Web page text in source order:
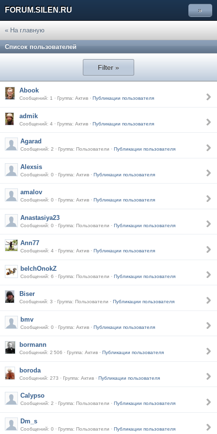
FORUM.SILEN.RU »
« На главную
Список пользователей
Filter »
Abook
Сообщений: 1 · Группа: Актив · Публикации пользователя
admik
Сообщений: 4 · Группа: Актив · Публикации пользователя
Agarad
Сообщений: 2 · Группа: Пользователи · Публикации пользователя
Alexsis
Сообщений: 0 · Группа: Актив · Публикации пользователя
amalov
Сообщений: 0 · Группа: Актив · Публикации пользователя
Anastasiya23
Сообщений: 0 · Группа: Пользователи · Публикации пользователя
Ann77
Сообщений: 4 · Группа: Актив · Публикации пользователя
belchOnokZ
Сообщений: 6 · Группа: Пользователи · Публикации пользователя
Biser
Сообщений: 3 · Группа: Пользователи · Публикации пользователя
bmv
Сообщений: 0 · Группа: Актив · Публикации пользователя
bormann
Сообщений: 2 506 · Группа: Актив · Публикации пользователя
boroda
Сообщений: 273 · Группа: Актив · Публикации пользователя
Calypso
Сообщений: 2 · Группа: Пользователи · Публикации пользователя
Dm_s
Сообщений: 0 · Группа: Пользователи · Публикации пользователя